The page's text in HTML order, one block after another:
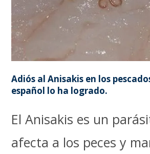
Adiós al Anisakis en los
español lo ha logrado.
El Anisakis es un
afecta a los peces y